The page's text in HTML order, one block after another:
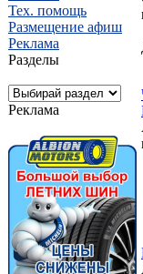
Тех. помощь
Размещение афиш
Реклама
Разделы
Реклама